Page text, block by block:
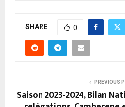
SHARE 0
PREVIOUS
Saison 2023-2024, Bilan